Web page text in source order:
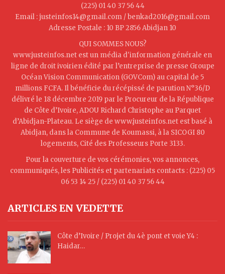
(225) 01 40 37 56 44
Email : justeinfos14@gmail.com / benkad2016@gmail.com
Adresse Postale : 10 BP 2856 Abidjan 10
QUI SOMMES NOUS?
www.justeinfos.net est un média d'information générale en
ligne de droit ivoirien édité par l’entreprise de presse Groupe
Océan Vision Communication (GOVCom) au capital de 5
millions FCFA. Il bénéficie du récépissé de parution N°36/D
délivré le 18 décembre 2019 par le Procureur de la République
de Côte d’Ivoire, ADOU Richard Christophe au Parquet
d’Abidjan-Plateau. Le siège de www.justeinfos.net est basé à
Abidjan, dans la Commune de Koumassi, à la SICOGI 80
logements, Cité des Professeurs Porte 3133.
Pour la couverture de vos cérémonies, vos annonces,
communiqués, les Publicités et partenariats contacts : (225) 05
06 53 14 25 / (225) 01 40 37 56 44
ARTICLES EN VEDETTE
Côte d’Ivoire / Projet du 4è pont et voie Y4 :
Haidar…